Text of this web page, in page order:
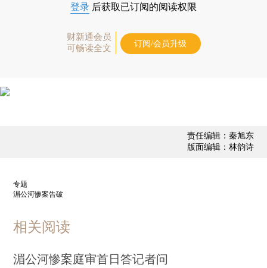
登录 后获取已订阅的阅读权限
财新通会员
可畅读全文
订阅/会员升级
责任编辑：秦旭东
版面编辑：林韵诗
专题
湄公河惨案告破
相关阅读
湄公河惨案庭审首日答记者问